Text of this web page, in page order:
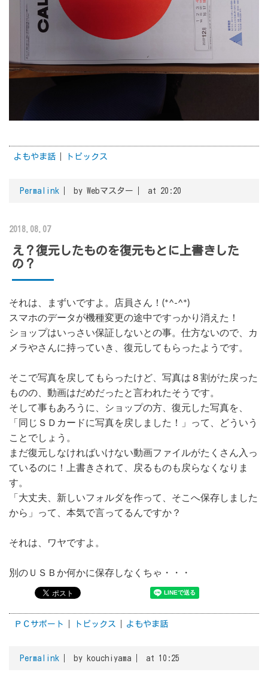
よもやま話 トピックス
Permalink by Webマスター at 20:20
2018.08.07
え？復元したものを復元もとに上書きした
の？
それは、まずいですよ。店員さん！(*^-^*)
スマホのデータが機種変更の途中ですっかり消えた！
ショップはいっさい保証しないとの事。仕方ないので、カ
メラやさんに持っていき、復元してもらったようです。
そこで写真を戻してもらったけど、写真は８割がた戻った
ものの、動画はだめだったと言われたそうです。
そして事もあろうに、ショップの方、復元した写真を、
「同じＳＤカードに写真を戻しました！」って、どういう
ことでしょう。
まだ復元しなければいけない動画ファイルがたくさん入っ
ているのに！上書きされて、戻るものも戻らなくなりま
す。
「大丈夫、新しいフォルダを作って、そこへ保存しました
から」って、本気で言ってるんですか？
それは、ワヤですよ。
別のＵＳＢか何かに保存しなくちゃ・・・
ＰＣサポート トピックス よもやま話
Permalink by kouchiyama at 10:25